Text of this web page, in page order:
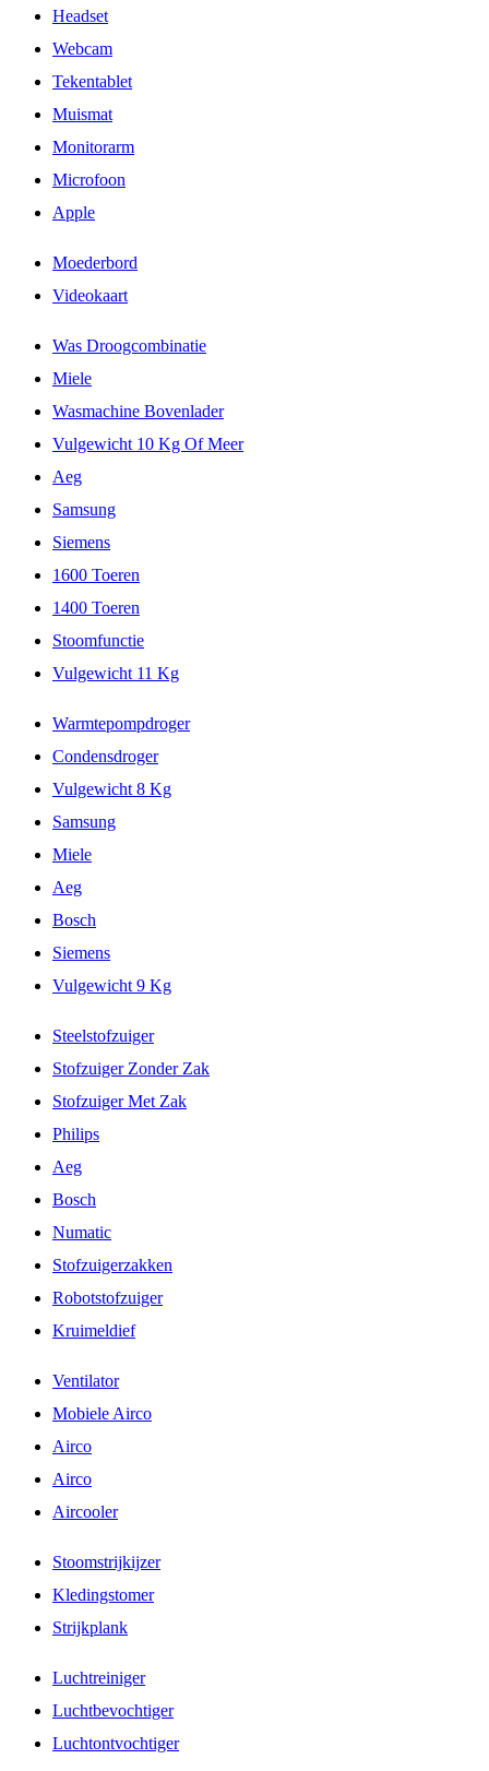
Headset
Webcam
Tekentablet
Muismat
Monitorarm
Microfoon
Apple
Moederbord
Videokaart
Was Droogcombinatie
Miele
Wasmachine Bovenlader
Vulgewicht 10 Kg Of Meer
Aeg
Samsung
Siemens
1600 Toeren
1400 Toeren
Stoomfunctie
Vulgewicht 11 Kg
Warmtepompdroger
Condensdroger
Vulgewicht 8 Kg
Samsung
Miele
Aeg
Bosch
Siemens
Vulgewicht 9 Kg
Steelstofzuiger
Stofzuiger Zonder Zak
Stofzuiger Met Zak
Philips
Aeg
Bosch
Numatic
Stofzuigerzakken
Robotstofzuiger
Kruimeldief
Ventilator
Mobiele Airco
Airco
Airco
Aircooler
Stoomstrijkijzer
Kledingstomer
Strijkplank
Luchtreiniger
Luchtbevochtiger
Luchtontvochtiger